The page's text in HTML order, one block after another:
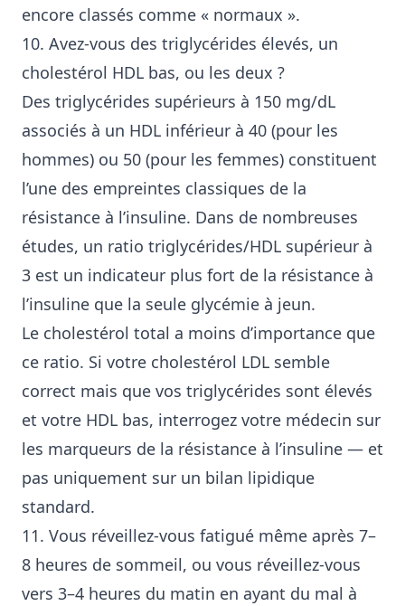
encore classés comme « normaux ».
10. Avez-vous des triglycérides élevés, un
cholestérol HDL bas, ou les deux ?
Des triglycérides supérieurs à 150 mg/dL
associés à un HDL inférieur à 40 (pour les
hommes) ou 50 (pour les femmes) constituent
l’une des empreintes classiques de la
résistance à l’insuline. Dans de nombreuses
études, un ratio triglycérides/HDL supérieur à
3 est un indicateur plus fort de la résistance à
l’insuline que la seule glycémie à jeun.
Le cholestérol total a moins d’importance que
ce ratio. Si votre cholestérol LDL semble
correct mais que vos triglycérides sont élevés
et votre HDL bas, interrogez votre médecin sur
les marqueurs de la résistance à l’insuline — et
pas uniquement sur un bilan lipidique
standard.
11. Vous réveillez-vous fatigué même après 7–
8 heures de sommeil, ou vous réveillez-vous
vers 3–4 heures du matin en ayant du mal à